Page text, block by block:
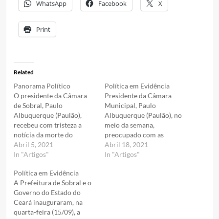
WhatsApp Facebook X
Print
Related
Panorama Político
O presidente da Câmara
de Sobral, Paulo
Albuquerque (Paulão),
recebeu com tristeza a
notícia da morte do
servidor público
municipal, e que estava a
Ivanildo Gurgel. Usando as
redes sociais, Paulão
escreveu: “É com imensa
tristeza que recebi a
notícia da morte deste
Abril 5, 2021
In "Artigos"
Política em Evidência
Presidente da Câmara
Municipal, Paulo
Albuquerque (Paulão), no
meio da semana,
preocupado com as
famílias sobralenses,
recomendou que as
Abril 18, 2021
In "Artigos"
Política em Evidência
A Prefeitura de Sobral e o
Governo do Estado do
Ceará inauguraram, na
quarta-feira (15/09), a